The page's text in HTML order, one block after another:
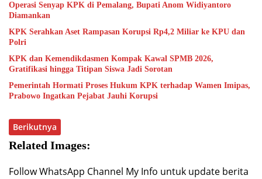
Operasi Senyap KPK di Pemalang, Bupati Anom Widiyantoro
Diamankan
KPK Serahkan Aset Rampasan Korupsi Rp4,2 Miliar ke KPU dan
Polri
KPK dan Kemendikdasmen Kompak Kawal SPMB 2026,
Gratifikasi hingga Titipan Siswa Jadi Sorotan
Pemerintah Hormati Proses Hukum KPK terhadap Wamen Imipas,
Prabowo Ingatkan Pejabat Jauhi Korupsi
Berikutnya
Related Images:
Follow WhatsApp Channel My Info untuk update berita